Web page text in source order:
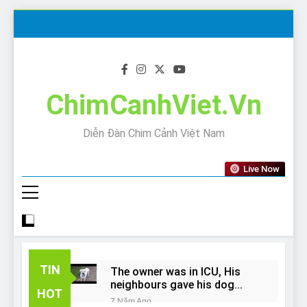
ChimCanhViet.Vn
Diễn Đàn Chim Cảnh Việt Nam
Live Now
TIN
HOT
The owner was in ICU, His
neighbours gave his dog
away!
7 Năm Ago